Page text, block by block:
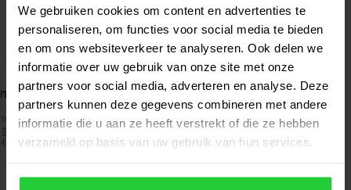
We gebruiken cookies om content en advertenties te
personaliseren, om functies voor social media te bieden
en om ons websiteverkeer te analyseren. Ook delen we
informatie over uw gebruik van onze site met onze
partners voor social media, adverteren en analyse. Deze
partners kunnen deze gegevens combineren met andere
informatie die u aan ze heeft verstrekt of die ze hebben
verzameld op basis van uw gebruik van hun services.